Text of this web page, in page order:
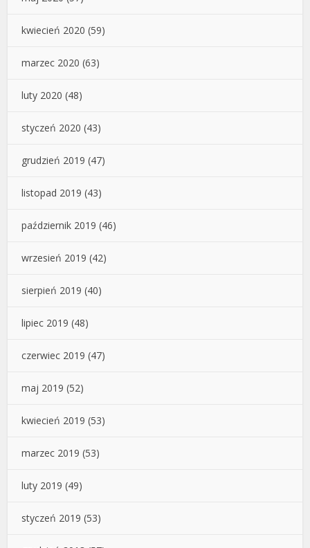
kwiecień 2020 (59)
marzec 2020 (63)
luty 2020 (48)
styczeń 2020 (43)
grudzień 2019 (47)
listopad 2019 (43)
październik 2019 (46)
wrzesień 2019 (42)
sierpień 2019 (40)
lipiec 2019 (48)
czerwiec 2019 (47)
maj 2019 (52)
kwiecień 2019 (53)
marzec 2019 (53)
luty 2019 (49)
styczeń 2019 (53)